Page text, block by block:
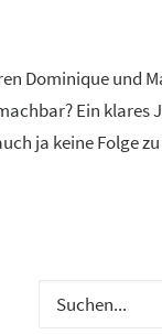
Dominique und
Ein klares
ja keine Folge